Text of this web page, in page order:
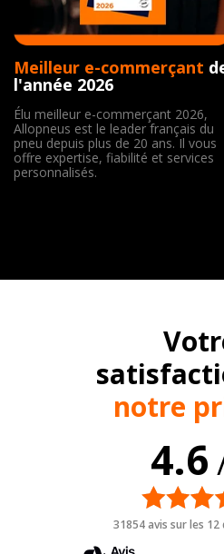
Meilleur e-commerçant
l'année 2026
Élu meilleur e-commerçant 2026,
Allopneus est le leader français du
pneu depuis plus de 20 ans. Il vous
offre expertise, fiabilité et services
personnalisés.
notre
4.6
31854 avis sur les